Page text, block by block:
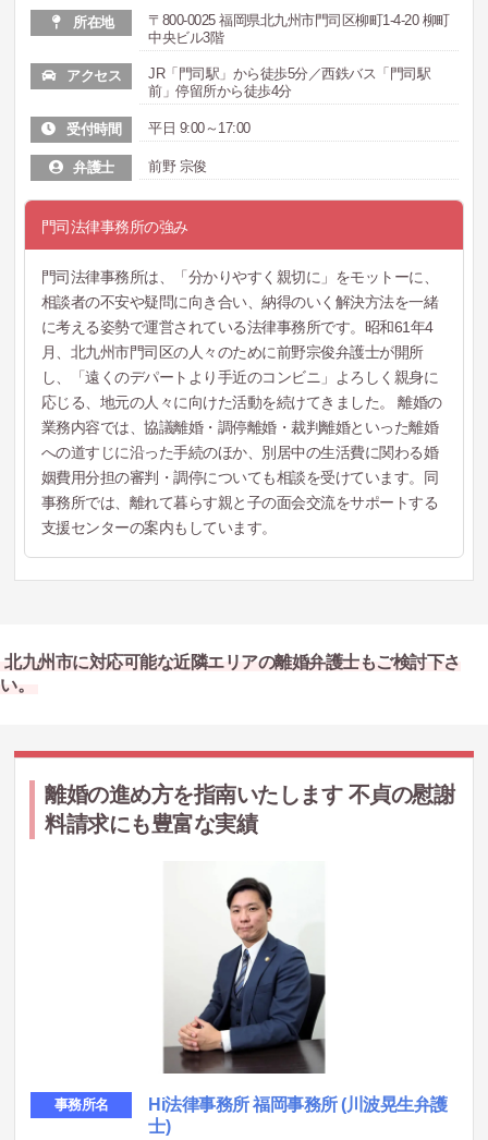
所在地
〒800-0025 福岡県北九州市門司区柳町1-4-20 柳町
中央ビル3階
アクセス
JR「門司駅」から徒歩5分／西鉄バス「門司駅
前」停留所から徒歩4分
受付時間 平日 9:00～17:00
弁護士 前野 宗俊
門司法律事務所の強み
門司法律事務所は、「分かりやすく親切に」をモットーに、
相談者の不安や疑問に向き合い、納得のいく解決方法を一緒
に考える姿勢で運営されている法律事務所です。昭和61年4
月、北九州市門司区の人々のために前野宗俊弁護士が開所
し、「遠くのデパートより手近のコンビニ」よろしく親身に
応じる、地元の人々に向けた活動を続けてきました。 離婚の
業務内容では、協議離婚・調停離婚・裁判離婚といった離婚
への道すじに沿った手続のほか、別居中の生活費に関わる婚
姻費用分担の審判・調停についても相談を受けています。同
事務所では、離れて暮らす親と子の面会交流をサポートする
支援センターの案内もしています。
北九州市に対応可能な近隣エリアの離婚弁護士もご検討下さ
い。
離婚の進め方を指南いたします 不貞の慰謝
料請求にも豊富な実績
事務所名
Hi法律事務所 福岡事務所 (川波晃生弁護
士)